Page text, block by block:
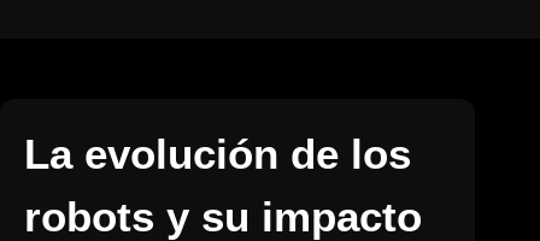
La evolución de los
robots y su impacto